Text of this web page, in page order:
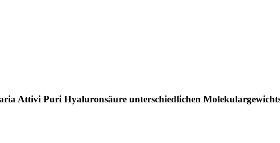
Attivi Puri Hyaluronsäure unterschiedlichen